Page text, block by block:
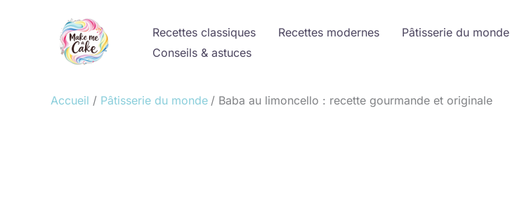
Recettes classiques Recettes modernes Pâtisserie du monde
Conseils & astuces
Accueil Pâtisserie du monde Baba au limoncello : recette gourmande et originale